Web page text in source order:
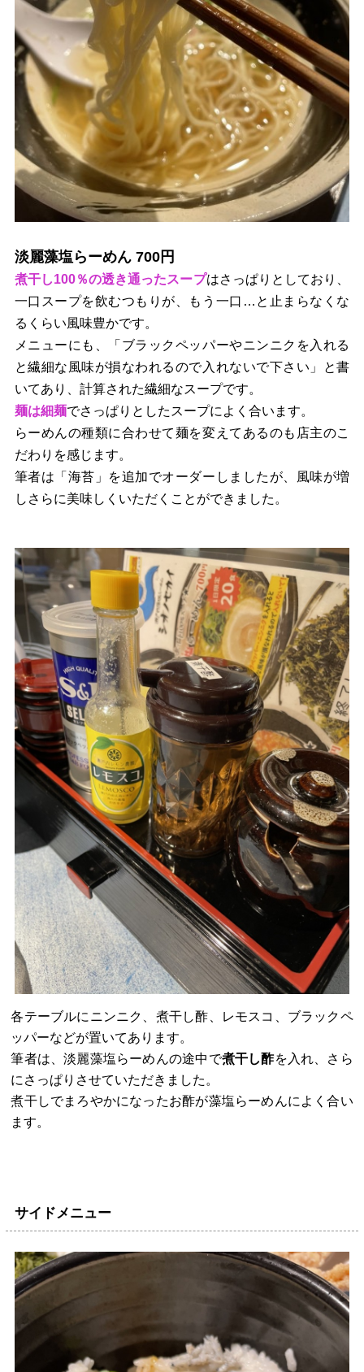
淡麗藻塩らーめん 700円
煮干し100％の透き通ったスープはさっぱりとしており、
一口スープを飲むつもりが、もう一口…と止まらなくな
るくらい風味豊かです。
メニューにも、「ブラックペッパーやニンニクを入れる
と繊細な風味が損なわれるので入れないで下さい」と書
いてあり、計算された繊細なスープです。
麺は細麺でさっぱりとしたスープによく合います。
らーめんの種類に合わせて麺を変えてあるのも店主のこ
だわりを感じます。
筆者は「海苔」を追加でオーダーしましたが、風味が増
しさらに美味しくいただくことができました。
各テーブルにニンニク、煮干し酢、レモスコ、ブラックペ
ッパーなどが置いてあります。
筆者は、淡麗藻塩らーめんの途中で煮干し酢を入れ、さら
にさっぱりさせていただきました。
煮干しでまろやかになったお酢が藻塩らーめんによく合い
ます。
サイドメニュー